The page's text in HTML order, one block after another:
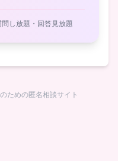
し放題・回答見放題
ための匿名相談サイト